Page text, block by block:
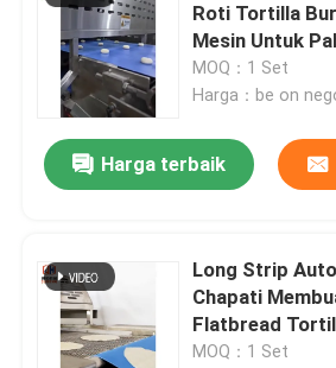
Produk
Tentang kami
Roti Tortilla
Mesin Untuk
MOQ：1 Set
Harga：be on
Harga terbaik
Long Strip
Chapati
Flatbread
Machine
MOQ：1 Set